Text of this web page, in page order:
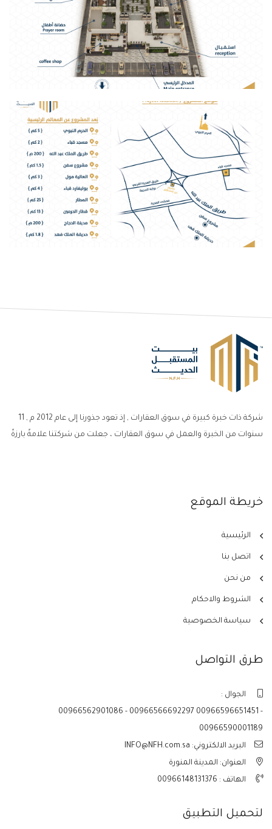
شركة ذات خبرة كبيرة في سوق العقارات , إذ تعود جذورنا إلى عام 2012 م , 11
سنوات من الخبرة والعمل في سوق العقارات ، جعلت من شركتنا علامةً بارزةً
خريطة الموقع
الرئيسية
اتصل بنا
من نحن
الشروط والاحكام
سياسة الخصوصية
طرق التواصل
الجوال :
00966562901086 - 00966566692297 00966596651451 -
00966590001189
البريد الالكتروني: INFO@NFH.com.sa
العنوان: المدينة المنورة
الهاتف : 00966148131376
لتحميل التطبيق